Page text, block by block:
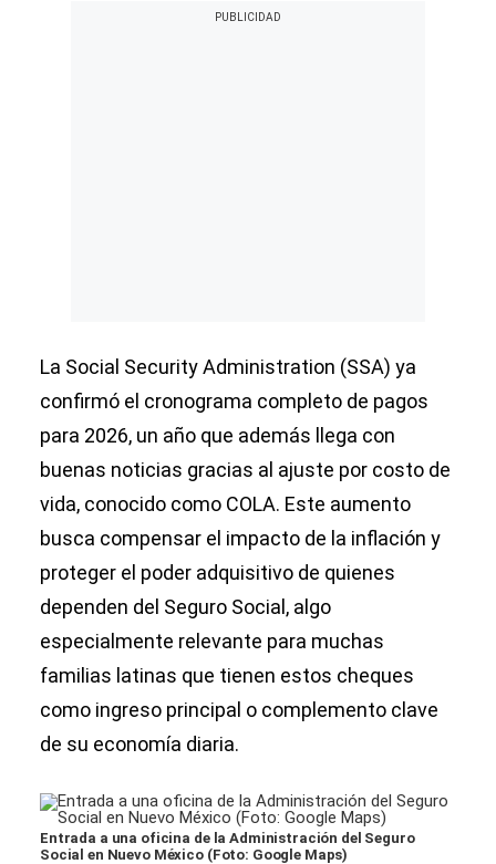
La Social Security Administration (SSA) ya
confirmó el cronograma completo de pagos
para 2026, un año que además llega con
buenas noticias gracias al ajuste por costo de
vida, conocido como COLA. Este aumento
busca compensar el impacto de la inflación y
proteger el poder adquisitivo de quienes
dependen del Seguro Social, algo
especialmente relevante para muchas
familias latinas que tienen estos cheques
como ingreso principal o complemento clave
de su economía diaria.
Entrada a una oficina de la Administración del Seguro
Social en Nuevo México (Foto: Google Maps)